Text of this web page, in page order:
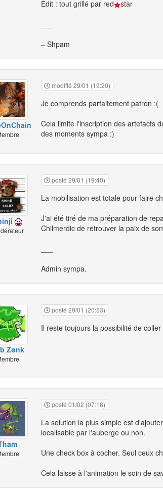
Édit : tout grillé par red
star
– Shpam
modifié 29/01 (19:20)
Je comprends parfaitement patron :(
Cela limite l'inscription des artefacts
des moments sympa :)
posté 29/01 (19:40)
La mobilisation est totale pour faire
J'ai été tiré de ma préparation de
Chilmerdic de retrouver la paix de
Admin sympa.
Zønk
posté 29/01 (20:53)
Il reste toujours la possibilité de
posté 01/02 (07:18)
La solution la plus simple est
localisable par l'auberge ou non.
Une check box à cocher. Seul ceux
Cela laisse à l'animation le soin de